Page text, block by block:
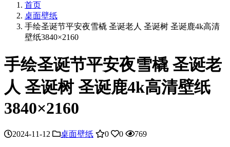
首页
桌面壁纸
手绘圣诞节平安夜雪橇 圣诞老人 圣诞树 圣诞鹿4k高清
壁纸3840×2160
手绘圣诞节平安夜雪橇 圣诞老
人 圣诞树 圣诞鹿4k高清壁纸
3840×2160
2024-11-12 桌面壁纸 0 0 769